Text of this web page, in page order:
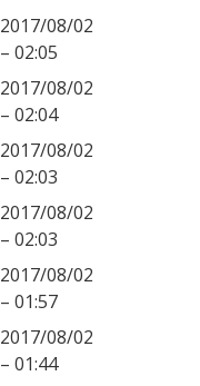
2017/08/02
– 02:05
2017/08/02
– 02:04
2017/08/02
– 02:03
2017/08/02
– 02:03
2017/08/02
– 01:57
2017/08/02
– 01:44